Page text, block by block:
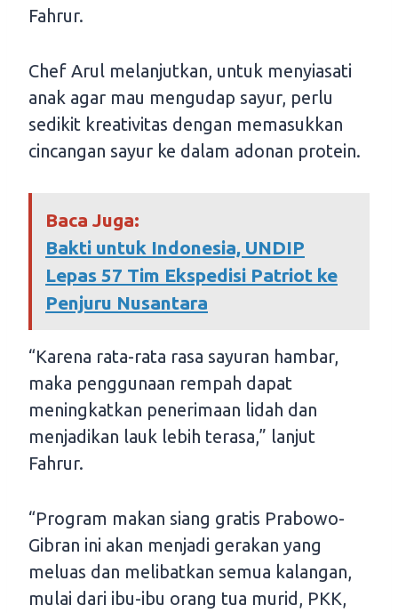
Fahrur.
Chef Arul melanjutkan, untuk menyiasati
anak agar mau mengudap sayur, perlu
sedikit kreativitas dengan memasukkan
cincangan sayur ke dalam adonan protein.
Baca Juga:
Bakti untuk Indonesia, UNDIP
Lepas 57 Tim Ekspedisi Patriot ke
Penjuru Nusantara
“Karena rata-rata rasa sayuran hambar,
maka penggunaan rempah dapat
meningkatkan penerimaan lidah dan
menjadikan lauk lebih terasa,” lanjut
Fahrur.
“Program makan siang gratis Prabowo-
Gibran ini akan menjadi gerakan yang
meluas dan melibatkan semua kalangan,
mulai dari ibu-ibu orang tua murid, PKK,